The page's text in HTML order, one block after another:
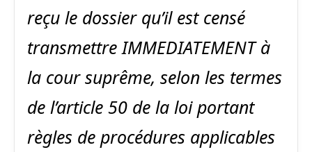
reçu le dossier qu’il est censé
transmettre IMMEDIATEMENT à
la cour suprême, selon les termes
de l’article 50 de la loi portant
règles de procédures applicables